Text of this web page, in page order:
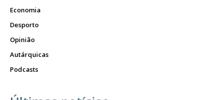
Economia
Desporto
Opinião
Autárquicas
Podcasts